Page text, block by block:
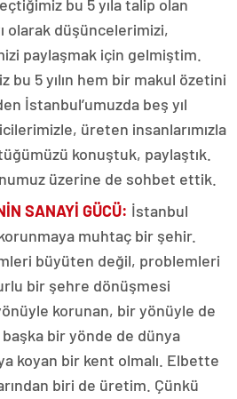
bu 5 yıla talip olan
olarak düşüncelerimizi,
paylaşmak için gelmiştim.
bu 5 yılın hem bir makul özetini
İstanbul’umuzda beş yıl
üreten insanlarımızla
konuştuk, paylaştık.
üzerine de sohbet ettik.
SANAYİ GÜCÜ: İstanbul
muhtaç bir şehir.
büyüten değil, problemleri
bir şehre dönüşmesi
korunan, bir yönüyle de
bir yönde de dünya
koyan bir kent olmalı. Elbette
biri de üretim. Çünkü